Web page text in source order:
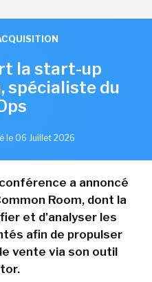
la start-up
spécialiste du
le 06 Juillet 2026
a annoncé
Room, dont la
et d'analyser les
afin de propulser
vente via son outil